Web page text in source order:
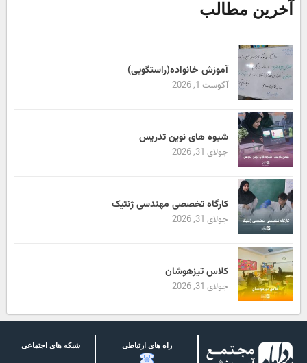
آخرین مطالب
آموزش خانواده(راستگویی)
آگوست 1, 2026
شیوه های نوین تدریس
جولای 31, 2026
کارگاه تخصصی مهندسی ژنتیک
جولای 31, 2026
کلاس تیزهوشان
جولای 31, 2026
راه های ارتباطی شبکه های اجتماعی